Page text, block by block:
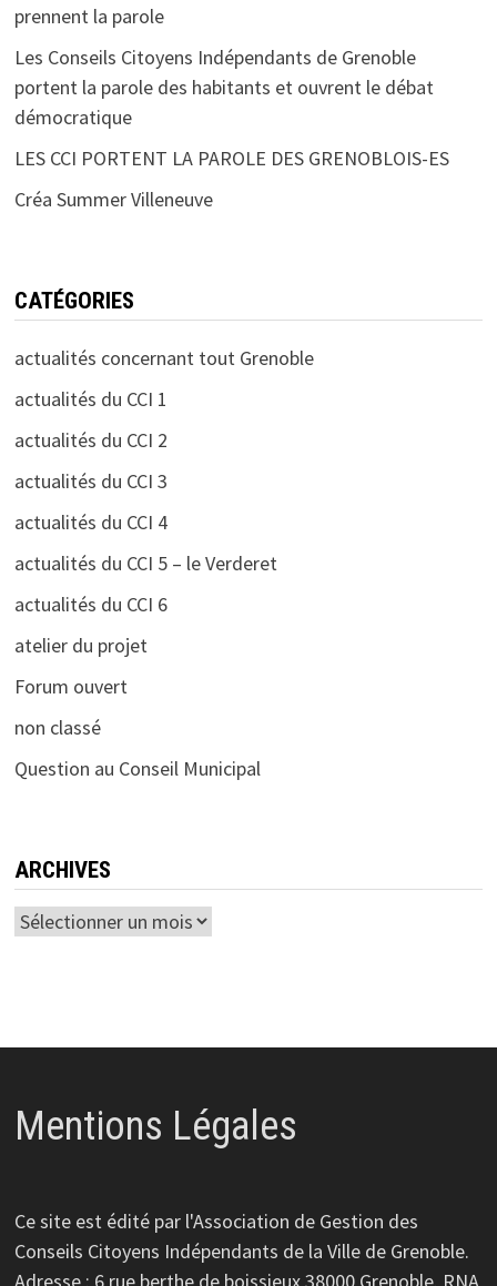
prennent la parole
Les Conseils Citoyens Indépendants de Grenoble
portent la parole des habitants et ouvrent le débat
démocratique
LES CCI PORTENT LA PAROLE DES GRENOBLOIS-ES
Créa Summer Villeneuve
CATÉGORIES
actualités concernant tout Grenoble
actualités du CCI 1
actualités du CCI 2
actualités du CCI 3
actualités du CCI 4
actualités du CCI 5 – le Verderet
actualités du CCI 6
atelier du projet
Forum ouvert
non classé
Question au Conseil Municipal
ARCHIVES
Archives
Mentions Légales
Ce site est édité par l'Association de Gestion des
Conseils Citoyens Indépendants de la Ville de Grenoble.
Adresse : 6 rue berthe de boissieux 38000 Grenoble. RNA